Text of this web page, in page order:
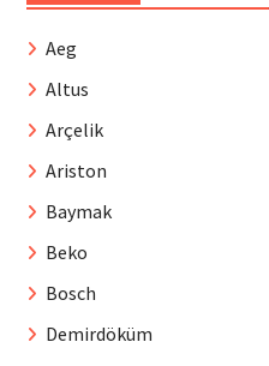
Aeg
Altus
Arçelik
Ariston
Baymak
Beko
Bosch
Demirdöküm